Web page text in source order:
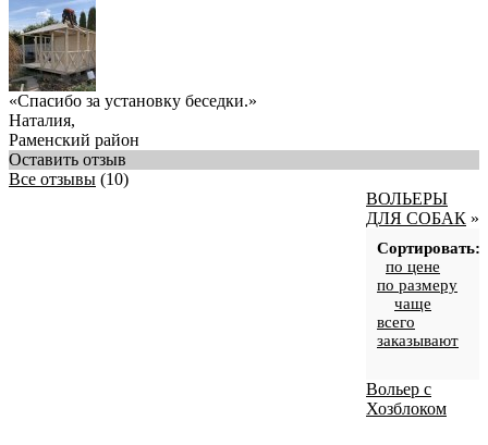
«Спасибо за установку беседки.»
Наталия,
Раменский район
Оставить отзыв
Все отзывы (10)
ВОЛЬЕРЫ
ДЛЯ СОБАК »
Сортировать:
по цене
по размеру
чаще
всего
заказывают
Вольер с
Хозблоком